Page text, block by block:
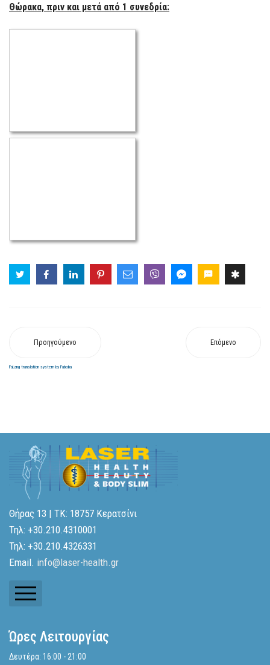
Θώρακα, πριν και μετά από 1 συνεδρία:
Προηγούμενο Επόμενο
FaLang translation system by Faboba
Θήρας 13 | ΤΚ: 18757 Κερατσίνι
Τηλ: +30.210.4310001
Τηλ: +30.210.4326331
Email. info@laser-health.gr
Ισολογισμοί
Ώρες Λειτουργίας
Δευτέρα: 16:00 - 21:00